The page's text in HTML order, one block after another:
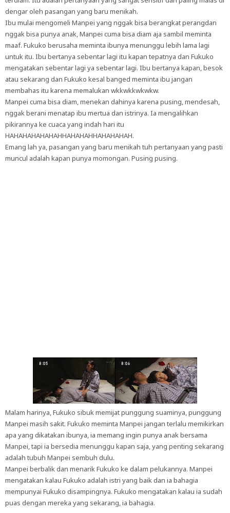
dengar oleh pasangan yang baru menikah.
Ibu mulai mengomeli Manpei yang nggak bisa berangkat perangdan
nggak bisa punya anak, Manpei cuma bisa diam aja sambil meminta
maaf. Fukuko berusaha meminta ibunya menunggu lebih lama lagi
untuk itu. Ibu bertanya sebentar lagi itu kapan tepatnya dan Fukuko
mengatakan sebentar lagi ya sebentar lagi. Ibu bertanya kapan, besok
atau sekarang dan Fukuko kesal banged meminta ibu jangan
membahas itu karena memalukan wkkwkkwkwkw.
Manpei cuma bisa diam, menekan dahinya karena pusing, mendesah,
nggak berani menatap ibu mertua dan istrinya. Ia mengalihkan
pikirannya ke cuaca yang indah hari itu
HAHAHAHAHAHAHHAHAHAHHAHAHAHAH.
Emang lah ya, pasangan yang baru menikah tuh pertanyaan yang pasti
muncul adalah kapan punya momongan. Pusing pusing.
Malam harinya, Fukuko sibuk memijat punggung suaminya, punggung
Manpei masih sakit. Fukuko meminta Manpei jangan terlalu memikirkan
apa yang dikatakan ibunya, ia memang ingin punya anak bersama
Manpei, tapi ia bersedia menunggu kapan saja, yang penting sekarang
adalah tubuh Manpei sembuh dulu.
Manpei berbalik dan menarik Fukuko ke dalam pelukannya. Manpei
mengatakan kalau Fukuko adalah istri yang baik dan ia bahagia
mempunyai Fukuko disampingnya. Fukuko mengatakan kalau ia sudah
puas dengan mereka yang sekarang, ia bahagia.